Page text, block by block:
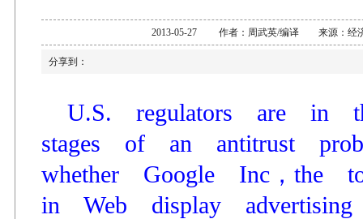
2013-05-27 作者：周武英/编译 来源：经
分享到：
U.S. regulators are in
stages of an antitrust
whether Google Inc，the
in Web display